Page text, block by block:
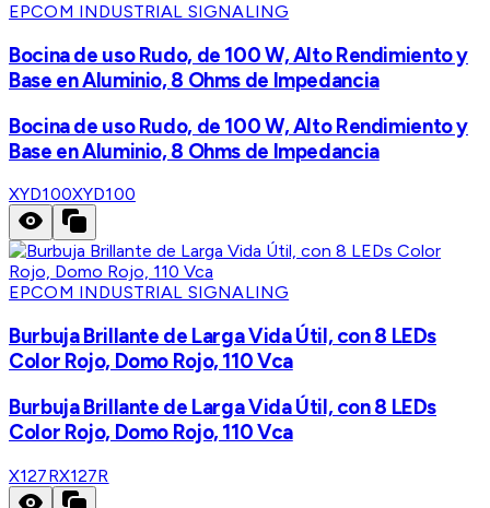
EPCOM INDUSTRIAL SIGNALING
Bocina de uso Rudo, de 100 W, Alto Rendimiento y
Base en Aluminio, 8 Ohms de Impedancia
Bocina de uso Rudo, de 100 W, Alto Rendimiento y
Base en Aluminio, 8 Ohms de Impedancia
XYD100XYD100
EPCOM INDUSTRIAL SIGNALING
Burbuja Brillante de Larga Vida Útil, con 8 LEDs
Color Rojo, Domo Rojo, 110 Vca
Burbuja Brillante de Larga Vida Útil, con 8 LEDs
Color Rojo, Domo Rojo, 110 Vca
X127RX127R